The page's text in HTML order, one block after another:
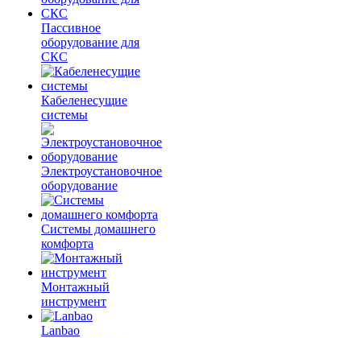
Пассивное
оборудование для
СКС
Кабеленесущие
системы
Электроустановочное
оборудование
Системы домашнего
комфорта
Монтажный
инструмент
Lanbao